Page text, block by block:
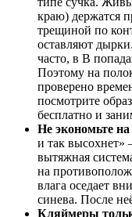
краю) держатся
трещиной по
оставляют
часто, в B
Поэтому на
проверено
посмотрите
бесплатно и
Не экономьте
и так
вытяжная
на
влага оседает
синева. После
Кляймеры